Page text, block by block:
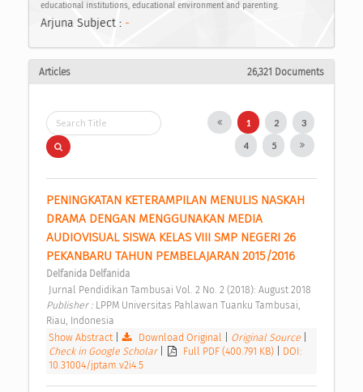
educational institutions, educational environment and parenting.
Arjuna Subject : -
Articles 26,321 Documents
1 2 3
4 5
PENINGKATAN KETERAMPILAN MENULIS NASKAH
DRAMA DENGAN MENGGUNAKAN MEDIA
AUDIOVISUAL SISWA KELAS VIII SMP NEGERI 26
PEKANBARU TAHUN PEMBELAJARAN 2015/2016
Delfanida Delfanida
Jurnal Pendidikan Tambusai Vol. 2 No. 2 (2018): August 2018
Publisher : LPPM Universitas Pahlawan Tuanku Tambusai,
Riau, Indonesia
Show Abstract| Download Original Original Source
Check in Google Scholar
Full PDF (400.791 KB)
DOI:
10.31004/jptam.v2i4.5